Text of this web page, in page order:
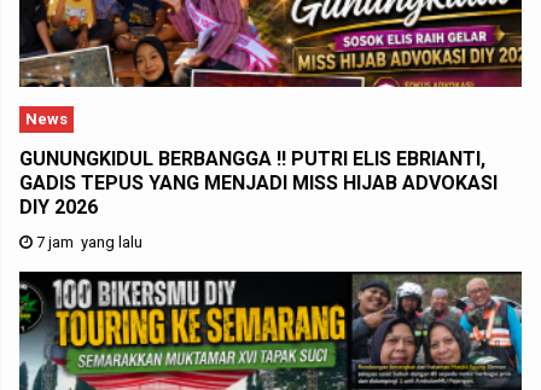
News
GUNUNGKIDUL BERBANGGA !! PUTRI ELIS EBRIANTI,
GADIS TEPUS YANG MENJADI MISS HIJAB ADVOKASI
DIY 2026
7 jam yang lalu